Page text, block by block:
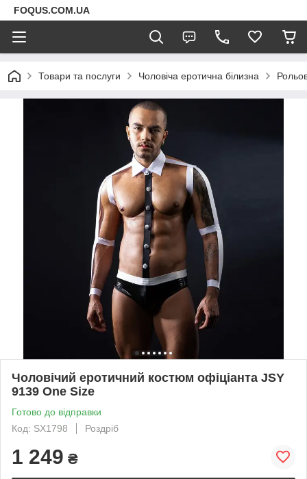
FOQUS.COM.UA
Товари та послуги Чоловіча еротична білизна
Чоловічий еротичний костюм офіціанта JSY
9139 One Size
Готово до відправки
Код: SX1798
Роздріб
1 249 ₴